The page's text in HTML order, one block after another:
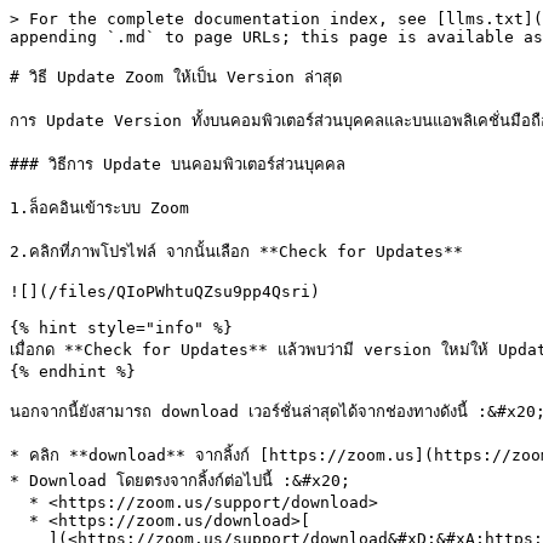
> For the complete documentation index, see
appending `.md` to page URLs; this page is available
# วิธี Update Zoom ให้เป็น Version ล่าสุด
การ Update Version ทั้งบนคอมพิวเตอร์ส่วนบุคคลและบนแอพลิเคชั่นมือถือ
### วิธีการ Update บนคอมพิวเตอร์ส่วนบุคคล
1.ล็อคอินเข้าระบบ Zoom
2.คลิกที่ภาพโปรไฟล์ จากนั้นเลือก **Check for Updates**
![](/files/QIoPWhtuQZsu9pp4Qsri)
{% hint style="info" %}
เมื่อกด **Check for Updates** แล้วพบว่ามี version ใหม่ให้
{% endhint %}
นอกจากนี้ยังสามารถ download เวอร์ชั่นล่าสุดได้จากช่องทางดังนี้
* คลิก **download** จากลิ้งก์ [https://zoom.us](https://
* Download โดยตรงจากลิ้งก์ต่อไปนี้ :&#x20;